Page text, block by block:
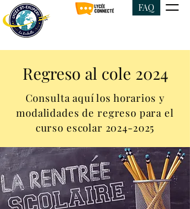
FAQ
Regreso al cole 2024
Consulta aquí los horarios y
modalidades de regreso para el
curso escolar 2024-2025